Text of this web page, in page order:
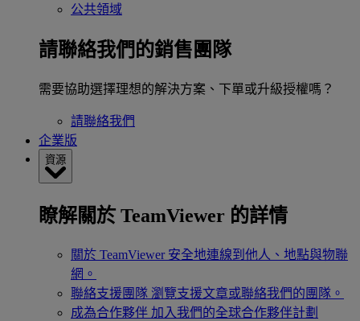
公共領域
請聯絡我們的銷售團隊
需要協助選擇理想的解決方案、下單或升級授權嗎？
請聯絡我們
企業版
資源
瞭解關於 TeamViewer 的詳情
關於 TeamViewer 安全地連線到他人、地點與物聯
網。
聯絡支援團隊 瀏覽支援文章或聯絡我們的團隊。
成為合作夥伴 加入我們的全球合作夥伴計劃